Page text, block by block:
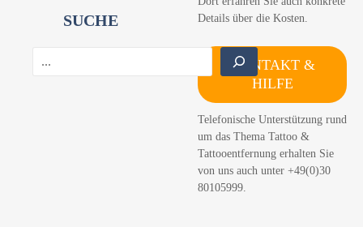
SUCHE
Details über die Kosten.
KONTAKT &
HILFE
Telefonische Unterstützung rund
um das Thema Tattoo &
Tattooentfernung erhalten Sie
von uns auch unter +49(0)30
80105999.